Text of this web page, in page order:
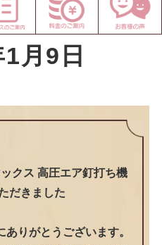
月9日
クス 高圧エア釘打ち機
だきました
りがとうございます。